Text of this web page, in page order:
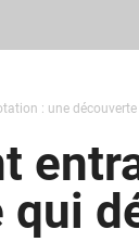
: une